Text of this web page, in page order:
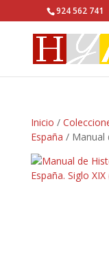
924 562 741
Inicio /
España / Manual